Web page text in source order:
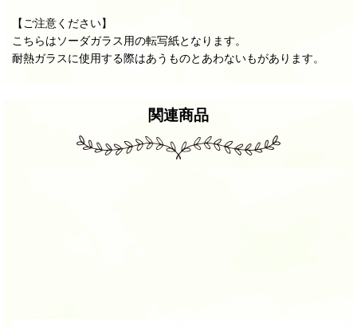
【ご注意ください】
こちらはソーダガラス用の転写紙となります。
耐熱ガラスに使用する際はあうものとあわないもがあります。
関連商品